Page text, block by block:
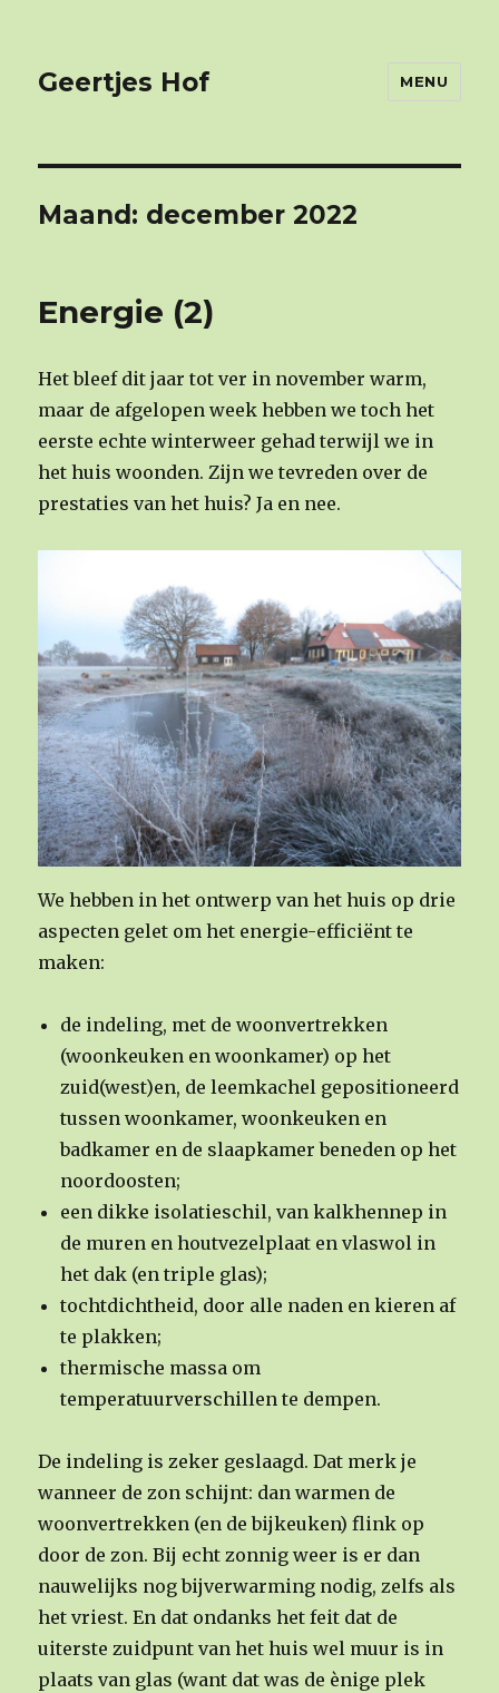
Geertjes Hof MENU
Maand: december 2022
Energie (2)
Het bleef dit jaar tot ver in november warm,
maar de afgelopen week hebben we toch het
eerste echte winterweer gehad terwijl we in
het huis woonden. Zijn we tevreden over de
prestaties van het huis? Ja en nee.
We hebben in het ontwerp van het huis op drie
aspecten gelet om het energie-efficiënt te
maken:
de indeling, met de woonvertrekken
(woonkeuken en woonkamer) op het
zuid(west)en, de leemkachel gepositioneerd
tussen woonkamer, woonkeuken en
badkamer en de slaapkamer beneden op het
noordoosten;
een dikke isolatieschil, van kalkhennep in
de muren en houtvezelplaat en vlaswol in
het dak (en triple glas);
tochtdichtheid, door alle naden en kieren af
te plakken;
thermische massa om
temperatuurverschillen te dempen.
De indeling is zeker geslaagd. Dat merk je
wanneer de zon schijnt: dan warmen de
woonvertrekken (en de bijkeuken) flink op
door de zon. Bij echt zonnig weer is er dan
nauwelijks nog bijverwarming nodig, zelfs als
het vriest. En dat ondanks het feit dat de
uiterste zuidpunt van het huis wel muur is in
plaats van glas (want dat was de ènige plek